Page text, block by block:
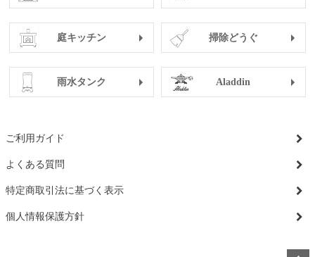
庭キッチン 掃除どうぐ
雨水タンク Aladdin
ご利用ガイド
よくある質問
特定商取引法に基づく表示
個人情報保護方針